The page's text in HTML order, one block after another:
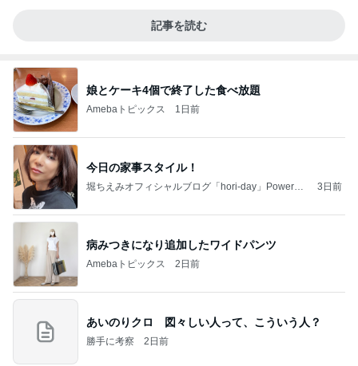
記事を読む
娘とケーキ4個で終了した食べ放題
Amebaトピックス 1日前
今日の家事スタイル！
堀ちえみオフィシャルブログ「hori-day」Powered
3日前
病みつきになり追加したワイドパンツ
Amebaトピックス 2日前
あいのりクロ 図々しい人って、こういう人？
勝手に考察 2日前